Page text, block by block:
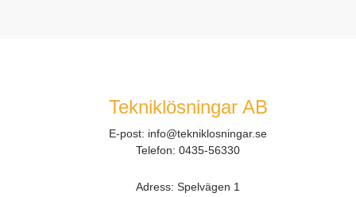
Tekniklösningar AB
E-post: info@tekniklosningar.se
Telefon: 0435-56330
Adress: Spelvägen 1